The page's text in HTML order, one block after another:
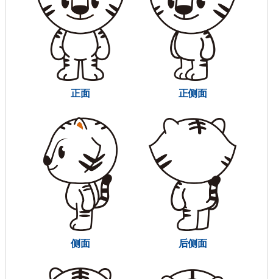
正面 正侧面
侧面 后侧面